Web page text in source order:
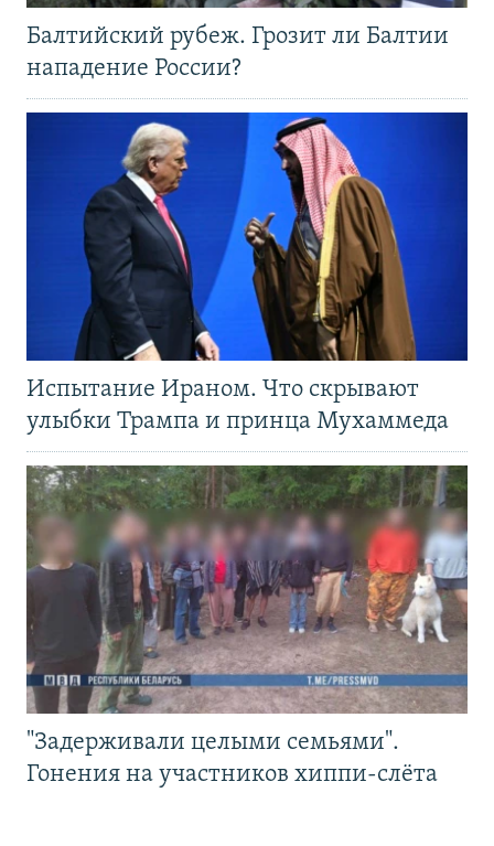
Балтийский рубеж. Грозит ли Балтии
нападение России?
Испытание Ираном. Что скрывают
улыбки Трампа и принца Мухаммеда
"Задерживали целыми семьями".
Гонения на участников хиппи-слёта